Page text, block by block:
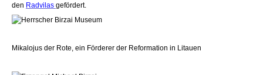
den Radvilas gefördert.
Mikalojus der Rote, ein Förderer der Reformation in Litauen